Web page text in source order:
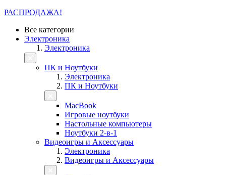
РАСПРОДАЖА!
Все категории
Электроника
Электроника
ПК и Ноутбуки
Электроника
ПК и Ноутбуки
MacBook
Игровые ноутбуки
Настольные компьютеры
Ноутбуки 2-в-1
Видеоигры и Аксессуары
Электроника
Видеоигры и Аксессуары